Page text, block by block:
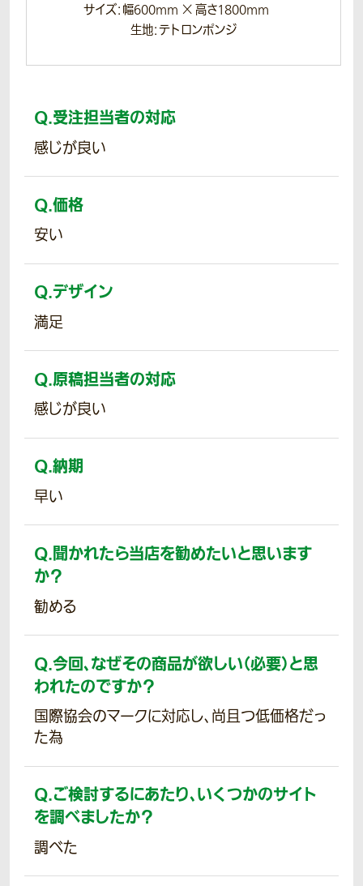
サイズ：幅600mm × 高さ1800mm
生地：テトロンポンジ
Q.受注担当者の対応
感じが良い
Q.価格
安い
Q.デザイン
満足
Q.原稿担当者の対応
感じが良い
Q.納期
早い
Q.聞かれたら当店を勧めたいと思います
か？
勧める
Q.今回、なぜその商品が欲しい（必要）と思
われたのですか？
国際協会のマークに対応し、尚且つ低価格だっ
た為
Q.ご検討するにあたり、いくつかのサイト
を調べましたか？
調べた